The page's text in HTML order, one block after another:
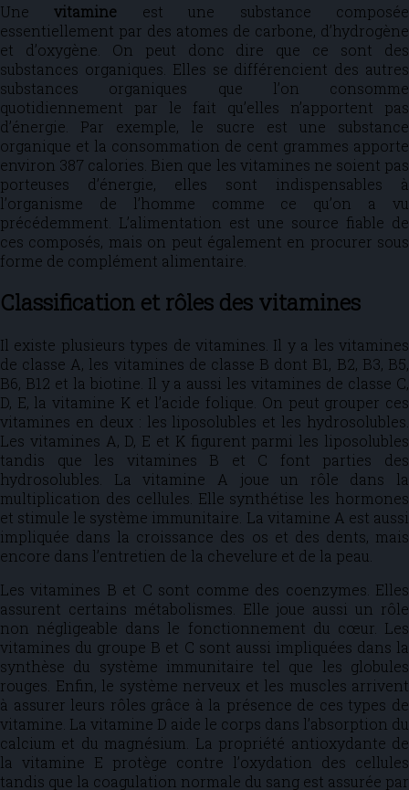
Unevitamine est une substance composée
essentiellement par des atomes de carbone, d’hydrogène
et d’oxygène. On peut donc dire que ce sont des
substances organiques. Elles se différencient des autres
substances organiques que l’on consomme
quotidiennement par le fait qu’elles n’apportent pas
d’énergie. Par exemple, le sucre est une substance
organique et la consommation de cent grammes apporte
environ 387 calories. Bien que les vitamines ne soient pas
porteuses d’énergie, elles sont indispensables à
l’organisme de l’homme comme ce qu’on a vu
précédemment. L’alimentation est une source fiable de
ces composés, mais on peut également en procurer sous
forme de complément alimentaire.
Classification et rôles des vitamines
Il existe plusieurs types de vitamines. Il y a les vitamines
de classe A, les vitamines de classe B dont B1, B2, B3, B5,
B6, B12 et la biotine. Il y a aussi les vitamines de classe C,
D, E, la vitamine K et l’acide folique. On peut grouper ces
vitamines en deux : les liposolubles et les hydrosolubles.
Les vitamines A, D, E et K figurent parmi les liposolubles
tandis que les vitamines B et C font parties des
hydrosolubles. La vitamine A joue un rôle dans la
multiplication des cellules. Elle synthétise les hormones
et stimule le système immunitaire. La vitamine A est aussi
impliquée dans la croissance des os et des dents, mais
encore dans l’entretien de la chevelure et de la peau.
Les vitamines B et C sont comme des coenzymes. Elles
assurent certains métabolismes. Elle joue aussi un rôle
non négligeable dans le fonctionnement du cœur. Les
vitamines du groupe B et C sont aussi impliquées dans la
synthèse du système immunitaire tel que les globules
rouges. Enfin, le système nerveux et les muscles arrivent
à assurer leurs rôles grâce à la présence de ces types de
vitamine. La vitamine D aide le corps dans l’absorption du
calcium et du magnésium. La propriété antioxydante de
la vitamine E protège contre l’oxydation des cellules
tandis que la coagulation normale du sang est assurée par